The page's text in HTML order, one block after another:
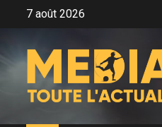
7 août 2026